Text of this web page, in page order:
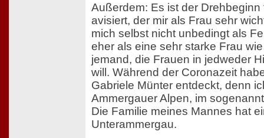
Außerdem: Es ist der Drehbeginn
avisiert, der mir als Frau sehr
mich selbst nicht unbedingt als
eher als eine sehr starke Frau
jemand, die Frauen in jedweder
will. Während der Coronazeit
Gabriele Münter entdeckt, denn
Ammergauer Alpen, im
Die Familie meines Mannes hat
Unterammergau.